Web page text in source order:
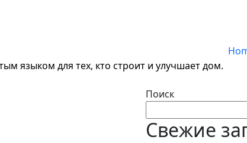
языком для тех, кто строит и улучшает дом.
Поиск
Свежие